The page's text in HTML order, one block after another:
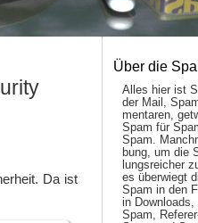
Da ist
Über die
Alles hier ist
der Mail,
men­taren,
Spam für
Spam.
bung, um die
lungs­reich­er
es über­wiegt
Spam in den
in
Spam,